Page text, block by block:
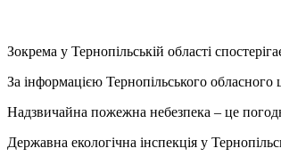
Зокрема у Тернопільській області
За інформацією Тернопільського обласного
Надзвичайна пожежна небезпека – це
Державна екологічна інспекція у